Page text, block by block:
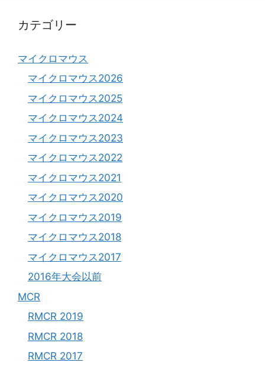
カテゴリー
マイクロマウス
マイクロマウス2026
マイクロマウス2025
マイクロマウス2024
マイクロマウス2023
マイクロマウス2022
マイクロマウス2021
マイクロマウス2020
マイクロマウス2019
マイクロマウス2018
マイクロマウス2017
2016年大会以前
MCR
RMCR 2019
RMCR 2018
RMCR 2017